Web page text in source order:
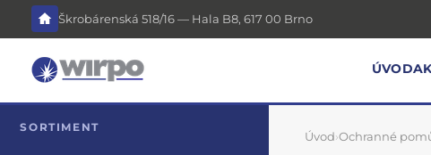
Škrobárenská 518/16 — Hala B8, 617 00 Brno
ÚVOD
SORTIMENT
Úvod›Ochranné